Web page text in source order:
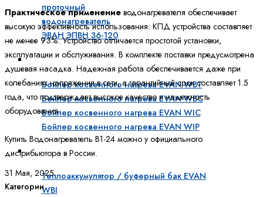
проточный
водонагреватель
ЭВАН ЭПВН 36-120
Бойлеры косвенного нагрева
Бойлер косвенного нагрева EVAN WBT
Бойлер косвенного нагрева EVAN WBC
Бойлер косвенного нагрева EVAN WIC
Бойлер косвенного нагрева EVAN WIP
Теплоаккумуляторы
Теплоаккумулятор / буферный бак EVAN
WBI
Практическое применение водонагревателя обеспечивает
высокую эффективность использования: КПД устройства составляет
не менее 93%. Устройство отличается простотой установки,
эксплуатации и обслуживания. В комплекте поставки предусмотрена
душевая насадка. Надежная работа обеспечивается даже при
колебаниях напряжения в сети, а гарантийный срок составляет 1.5
года, что подтверждает высокое качество и надежность
оборудования.
Купить Водонагреватель В1-24 можно у официального
дистрибьютора в России.
31 Мая, 2025
Категории